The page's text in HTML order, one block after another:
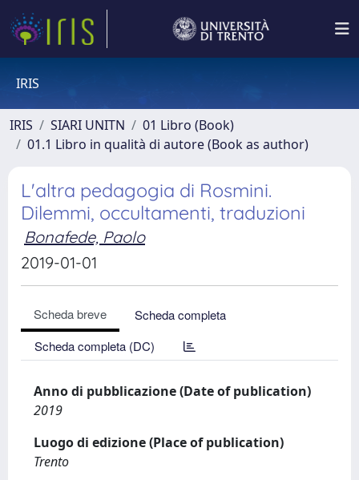
IRIS
IRIS SIARI UNITN
01 Libro (Book)
01.1 Libro in qualità di autore (Book as author)
L'altra pedagogia di Rosmini.
Dilemmi, occultamenti, traduzioni
Bonafede, Paolo
2019-01-01
Scheda breve
Scheda completa
Scheda completa (DC)
Anno di pubblicazione (Date of publication)
2019
Luogo di edizione (Place of publication)
Trento